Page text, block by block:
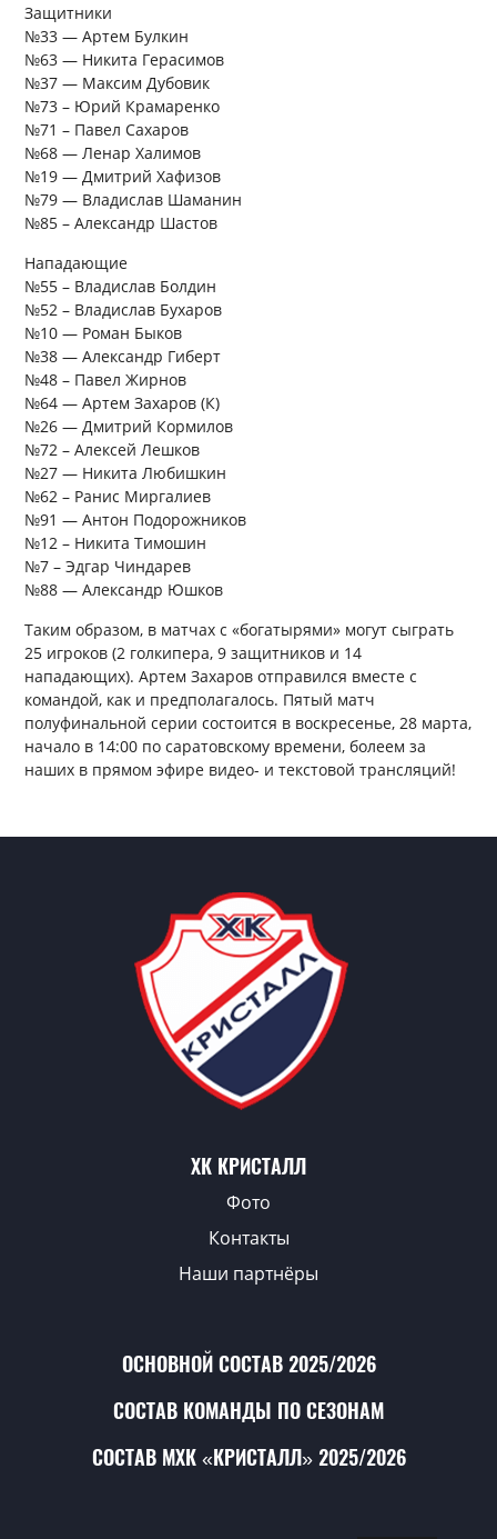
Защитники
№33 — Артем Булкин
№63 — Никита Герасимов
№37 — Максим Дубовик
№73 – Юрий Крамаренко
№71 – Павел Сахаров
№68 — Ленар Халимов
№19 — Дмитрий Хафизов
№79 — Владислав Шаманин
№85 – Александр Шастов
Нападающие
№55 – Владислав Болдин
№52 – Владислав Бухаров
№10 — Роман Быков
№38 — Александр Гиберт
№48 – Павел Жирнов
№64 — Артем Захаров (К)
№26 — Дмитрий Кормилов
№72 – Алексей Лешков
№27 — Никита Любишкин
№62 – Ранис Миргалиев
№91 — Антон Подорожников
№12 – Никита Тимошин
№7 – Эдгар Чиндарев
№88 — Александр Юшков
Таким образом, в матчах с «богатырями» могут сыграть
25 игроков (2 голкипера, 9 защитников и 14
нападающих). Артем Захаров отправился вместе с
командой, как и предполагалось. Пятый матч
полуфинальной серии состоится в воскресенье, 28 марта,
начало в 14:00 по саратовскому времени, болеем за
наших в прямом эфире видео- и текстовой трансляций!
ХК КРИСТАЛЛ
Фото
Контакты
Наши партнёры
ОСНОВНОЙ СОСТАВ 2025/2026
СОСТАВ КОМАНДЫ ПО СЕЗОНАМ
СОСТАВ МХК «КРИСТАЛЛ» 2025/2026